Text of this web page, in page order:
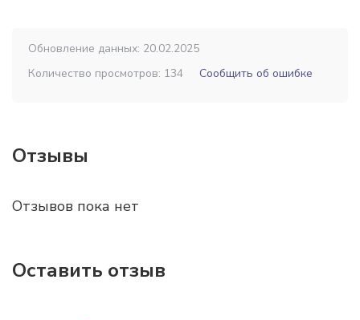
Обновление данных: 20.02.2025
Количество просмотров: 134
Сообщить об ошибке
Отзывы
Отзывов пока нет
Оставить отзыв